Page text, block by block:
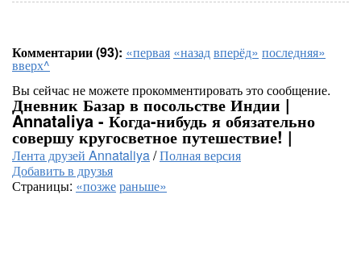
Комментарии (93): «первая «назадвперёд» последняя»
вверх^
Вы сейчас не можете прокомментировать это сообщение.
Дневник Базар в посольстве Индии |
Annataliya - Когда-нибудь я обязательно
совершу кругосветное путешествие! |
Лента друзей Annataliya/Полная версия
Добавить в друзья
Страницы: «позжераньше»